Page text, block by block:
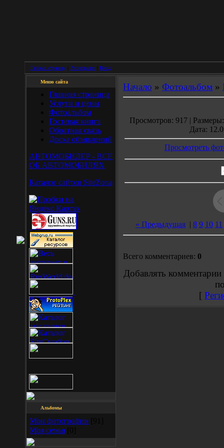
Главная страница Регистрация Вход
Меню сайта
Главная страница
Услуги и цены
Фотоальбом
Гостевая книга
Обратная связь
Доска объявлений
АВТОМОБИЛЕР - ВСЕ
ОБ АВТОМОБИЛЯХ
Каталог сайтов SiteZona
Альбомы
Мои фотографии
Моя семья
Начало » Фотоальбом »
Просмотров: 917 |
Дата:
Просмотреть
« Предыдущая | 8 9 10 11
Всего комментариев: 0
Добавлять
[